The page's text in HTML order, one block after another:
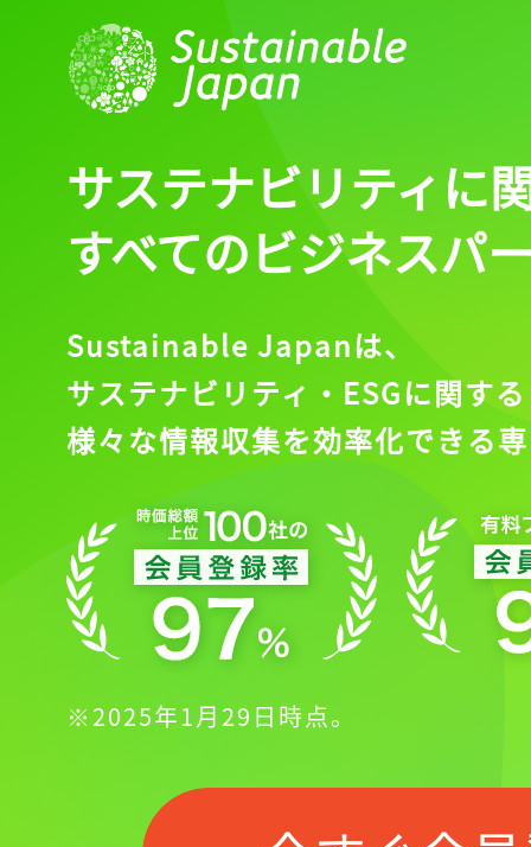
サステナビリティに
すべてのビジネスパ
Sustainable Japanは、
サステナビリティ・ESGに関する
様々な情報収集を効率化できる
※2025年1月29日時点。